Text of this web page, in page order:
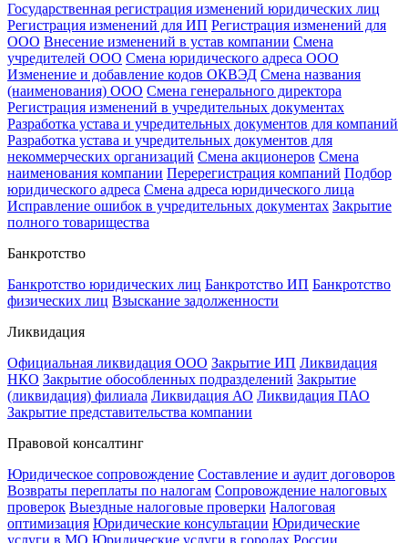
Государственная регистрация изменений юридических лиц
Регистрация изменений для ИП Регистрация изменений для
ООО Внесение изменений в устав компании Смена
учредителей ООО Смена юридического адреса ООО
Изменение и добавление кодов ОКВЭД Смена названия
(наименования) ООО Смена генерального директора
Регистрация изменений в учредительных документах
Разработка устава и учредительных документов для компаний
Разработка устава и учредительных документов для
некоммерческих организаций Смена акционеров Смена
наименования компании Перерегистрация компаний Подбор
юридического адреса Смена адреса юридического лица
Исправление ошибок в учредительных документах Закрытие
полного товарищества
Банкротство
Банкротство юридических лиц Банкротство ИП Банкротство
физических лиц Взыскание задолженности
Ликвидация
Официальная ликвидация ООО Закрытие ИП Ликвидация
НКО Закрытие обособленных подразделений Закрытие
(ликвидация) филиала Ликвидация АО Ликвидация ПАО
Закрытие представительства компании
Правовой консалтинг
Юридическое сопровождение Составление и аудит договоров
Возвраты переплаты по налогам Сопровождение налоговых
проверок Выездные налоговые проверки Налоговая
оптимизация Юридические консультации Юридические
услуги в МО Юридические услуги в городах России